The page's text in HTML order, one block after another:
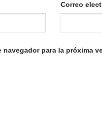
Correo
para la próxima